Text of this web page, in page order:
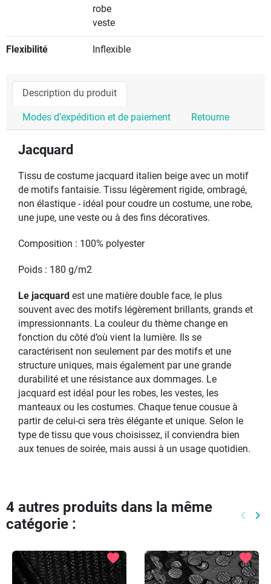
robe
veste
Flexibilité Inflexible
Description du produit
Modes d’expédition et de paiement Retourne
Jacquard
Tissu de costume jacquard italien beige avec un motif
de motifs fantaisie. Tissu légèrement rigide, ombragé,
non élastique - idéal pour coudre un costume, une robe,
une jupe, une veste ou à des fins décoratives.
Composition : 100% polyester
Poids : 180 g/m2
Le jacquard est une matière double face, le plus
souvent avec des motifs légèrement brillants, grands et
impressionnants. La couleur du thème change en
fonction du côté d’où vient la lumière. Ils se
caractérisent non seulement par des motifs et une
structure uniques, mais également par une grande
durabilité et une résistance aux dommages. Le
jacquard est idéal pour les robes, les vestes, les
manteaux ou les costumes. Chaque tenue cousue à
partir de celui-ci sera très élégante et unique. Selon le
type de tissu que vous choisissez, il conviendra bien
aux tenues de soirée, mais aussi à un usage quotidien.
4 autres produits dans la même
catégorie :
keyboard_arrow_left keyboard_arrow_right
favorite favorite